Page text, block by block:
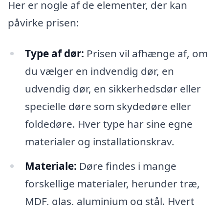
Her er nogle af de elementer, der kan
påvirke prisen:
Type af dør: Prisen vil afhænge af, om
du vælger en indvendig dør, en
udvendig dør, en sikkerhedsdør eller
specielle døre som skydedøre eller
foldedøre. Hver type har sine egne
materialer og installationskrav.
Materiale: Døre findes i mange
forskellige materialer, herunder træ,
MDF, glas, aluminium og stål. Hvert